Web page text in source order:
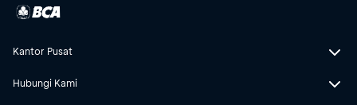
Kantor Pusat
Hubungi Kami